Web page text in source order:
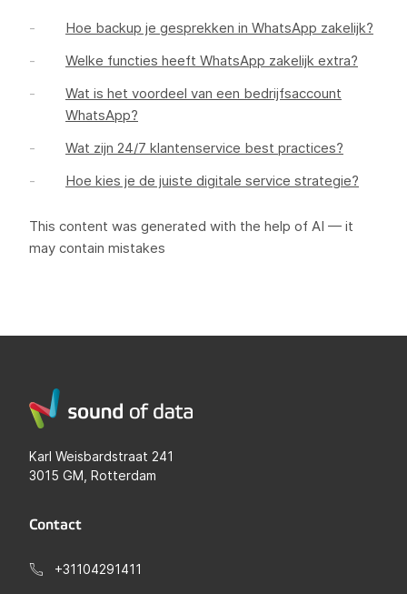
Hoe backup je gesprekken in WhatsApp zakelijk?
Welke functies heeft WhatsApp zakelijk extra?
Wat is het voordeel van een bedrijfsaccount
WhatsApp?
Wat zijn 24/7 klantenservice best practices?
Hoe kies je de juiste digitale service strategie?
This content was generated with the help of AI — it
may contain mistakes
Karl Weisbardstraat 241
3015 GM, Rotterdam
Contact
+31104291411